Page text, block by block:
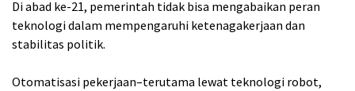
Di abad ke-21, pemerintah tidak bisa mengabaikan peran
teknologi dalam mempengaruhi ketenagakerjaan dan
stabilitas politik.
Otomatisasi pekerjaan–terutama lewat teknologi robot,